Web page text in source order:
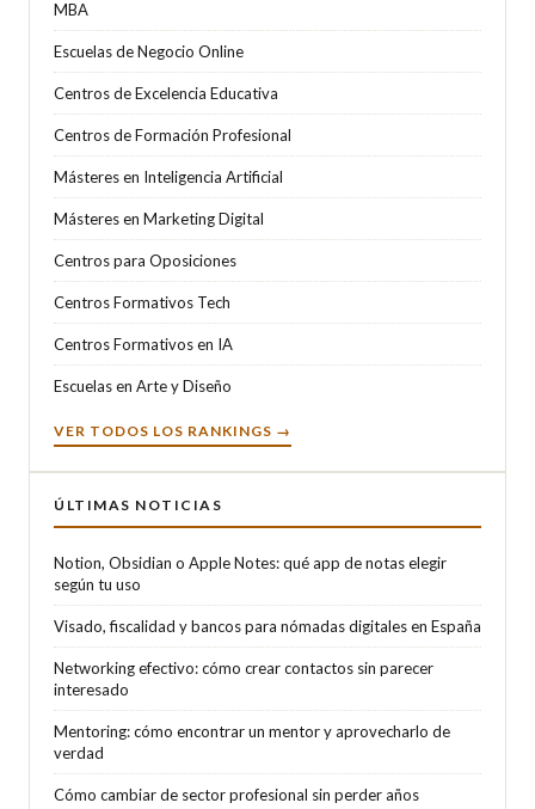
MBA
Escuelas de Negocio Online
Centros de Excelencia Educativa
Centros de Formación Profesional
Másteres en Inteligencia Artificial
Másteres en Marketing Digital
Centros para Oposiciones
Centros Formativos Tech
Centros Formativos en IA
Escuelas en Arte y Diseño
VER TODOS LOS RANKINGS →
ÚLTIMAS NOTICIAS
Notion, Obsidian o Apple Notes: qué app de notas elegir
según tu uso
Visado, fiscalidad y bancos para nómadas digitales en España
Networking efectivo: cómo crear contactos sin parecer
interesado
Mentoring: cómo encontrar un mentor y aprovecharlo de
verdad
Cómo cambiar de sector profesional sin perder años